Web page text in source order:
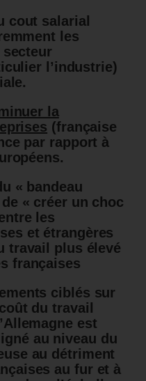
cout salarial
les
l’industrie)
la
(française
par rapport à
« bandeau
« créer un choc
les
et étrangères
travail plus élevé
françaises
ciblés sur
du travail
est
au niveau du
au détriment
au fur et à